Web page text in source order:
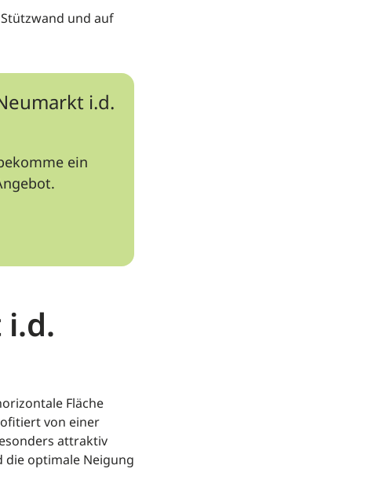
und auf
i.d.
ein
Fläche
von einer
attraktiv
die optimale Neigung